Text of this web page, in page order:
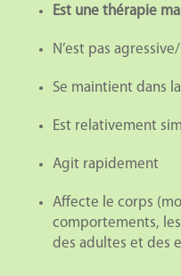
Est une thérapie
N’est pas
Se maintient dans
Est relativement
Agit rapidement
Affecte le corps
comportements,
des adultes et des